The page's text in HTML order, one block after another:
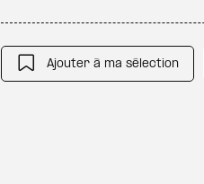
Ajouter à ma sélection